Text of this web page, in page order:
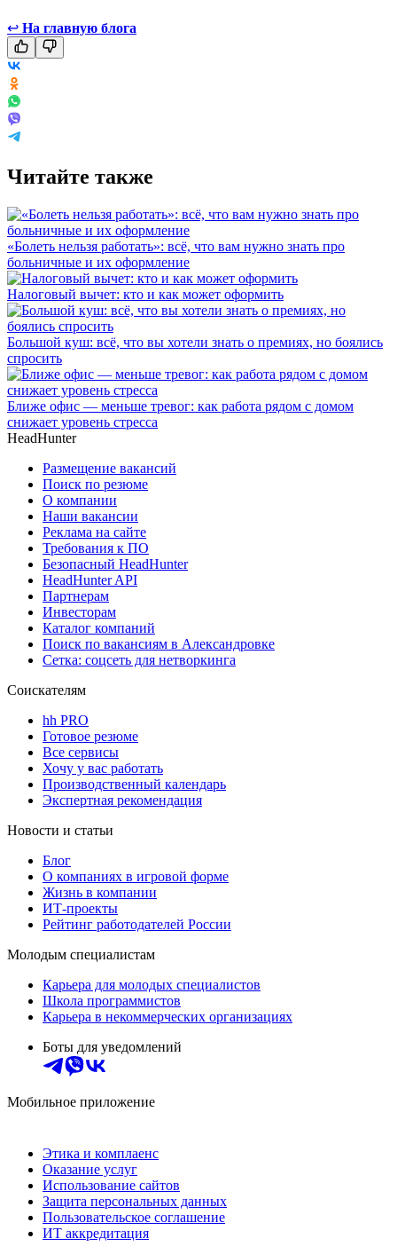
↩ На главную блога
Читайте также
«Болеть нельзя работать»: всё, что вам нужно знать про
больничные и их оформление
Налоговый вычет: кто и как может оформить
Большой куш: всё, что вы хотели знать о премиях, но боялись
спросить
Ближе офис — меньше тревог: как работа рядом с домом
снижает уровень стресса
HeadHunter
Размещение вакансий
Поиск по резюме
О компании
Наши вакансии
Реклама на сайте
Требования к ПО
Безопасный HeadHunter
HeadHunter API
Партнерам
Инвесторам
Каталог компаний
Поиск по вакансиям в Александровке
Сетка: соцсеть для нетворкинга
Соискателям
hh PRO
Готовое резюме
Все сервисы
Хочу у вас работать
Производственный календарь
Экспертная рекомендация
Новости и статьи
Блог
О компаниях в игровой форме
Жизнь в компании
ИТ-проекты
Рейтинг работодателей России
Молодым специалистам
Карьера для молодых специалистов
Школа программистов
Карьера в некоммерческих организациях
Боты для уведомлений
Мобильное приложение
Этика и комплаенс
Оказание услуг
Использование сайтов
Защита персональных данных
Пользовательское соглашение
ИТ аккредитация